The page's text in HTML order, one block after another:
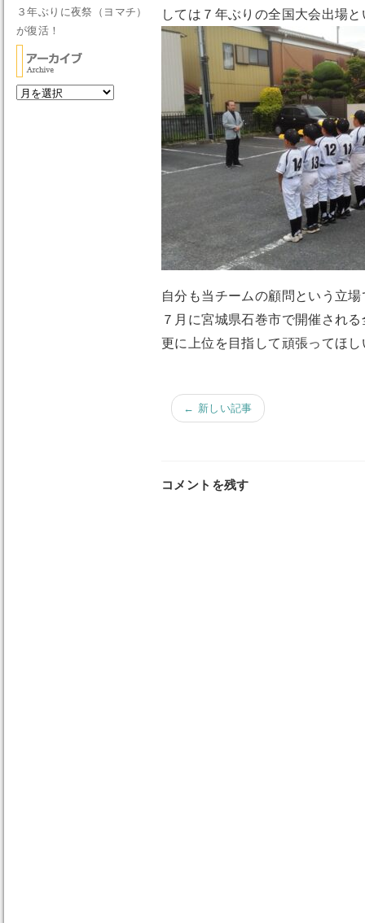
しては７年ぶりの全国大会出場
自分も当チームの顧問という立
７月に宮城県石巻市で開催され
更に上位を目指して頑張ってほ
← 新しい記事
コメントを残す
３年ぶりに夜祭（ヨマチ）
が復活！